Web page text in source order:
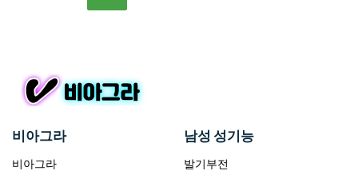
비아그라
비아그라
남성 성기능
발기부전